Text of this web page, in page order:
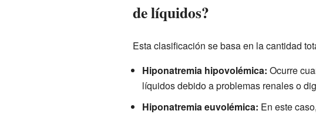
de líquidos?
Esta clasificación se basa en la cantidad
Hiponatremia hipovolémica: Ocurre
líquidos debido a problemas renales o
Hiponatremia euvolémica: En este